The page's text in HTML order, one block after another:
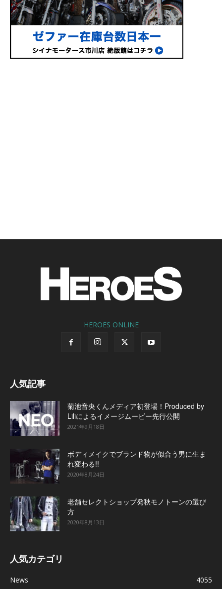
HEROES ONLINE
人気記事
菊池音央くんメディア初登場！Produced by
Liliによるイメージムービー先行公開
2021年9月18日
ボディメイクでブランド物が似合う男に生ま
れ変わる!!
2020年8月24日
老舗セレクトショップ発秋モノトーンの選び
方
2020年8月13日
人気カテゴリ
News 4055